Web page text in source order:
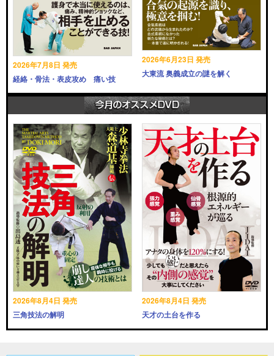
2026年7月8日 発売
経絡・骨法・表皮攻め 痛い技
2026年6月23日 発売
大東流 奥義成立の謎を解く
2026年8月4日 発売
三角技法の解明
2026年8月4日 発売
天才の土台を作る